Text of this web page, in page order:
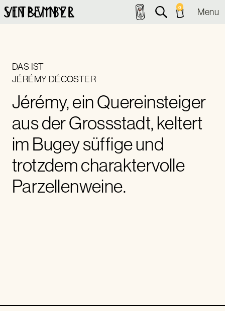
0 Menu
DAS IST
JÉRÉMY DÉCOSTER
Jérémy, ein Quereinsteiger
aus der Grossstadt, keltert
im Bugey süffige und
trotzdem charaktervolle
Parzellenweine.